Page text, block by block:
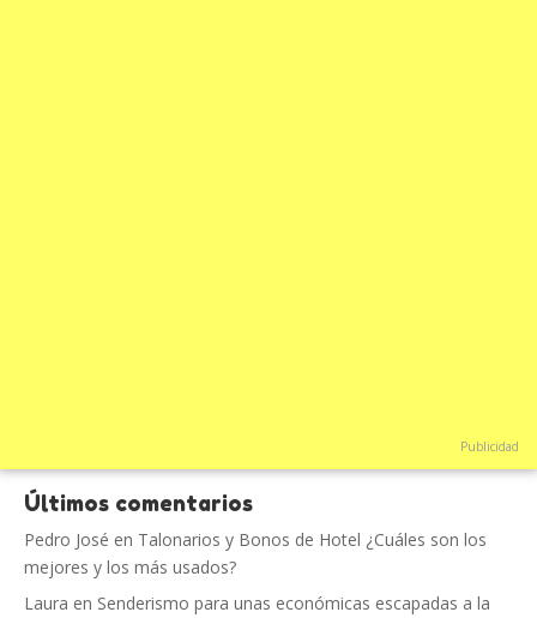
Publicidad
Últimos comentarios
Pedro José en Talonarios y Bonos de Hotel ¿Cuáles son los
mejores y los más usados?
Laura en Senderismo para unas económicas escapadas a la